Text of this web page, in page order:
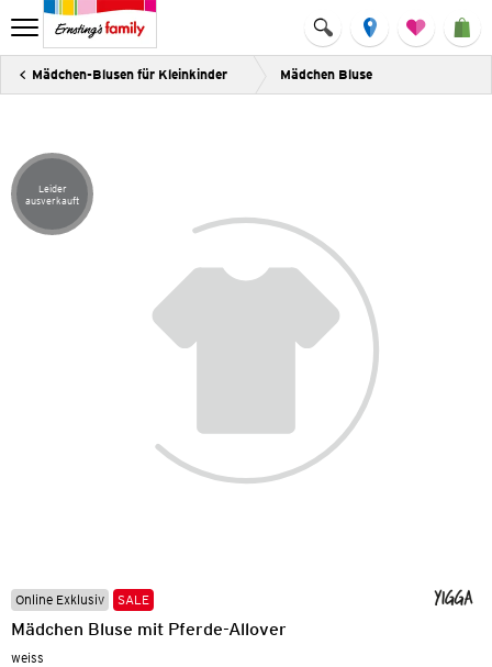
Mädchen-Blusen für Kleinkinder Mädchen Bluse
Artikel leider ausverkauft
Leider
ausverkauft
Online Exklusiv SALE
Mädchen Bluse mit Pferde-Allover
weiss